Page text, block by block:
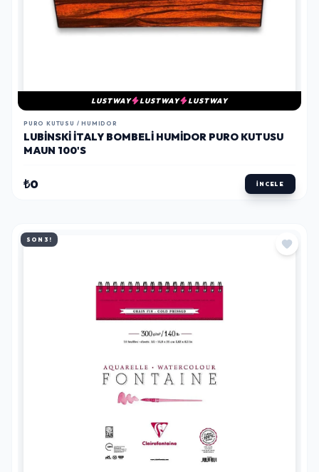
LUSTWAY LUSTWAY LUSTWAY
PURO KUTUSU / HUMIDOR
LUBINSKI İTALY BOMBELI HUMIDOR PURO KUTUSU
MAUN 100'S
₺0 İNCELE
SON 3!